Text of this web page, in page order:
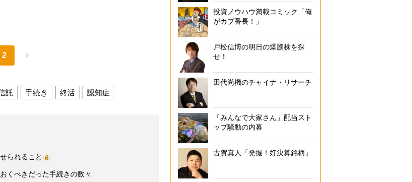
2
託 手続き 終活 認知症
られること
くべきだった手続きの数々
投資ノウハウ満載コミック「俺
がカブ番長！」
戸松信博の明日の爆騰株を探
せ！
田代尚機のチャイナ・リサーチ
「みんなで大家さん」配当スト
ップ騒動の内幕
古賀真人「発掘！好決算銘柄」